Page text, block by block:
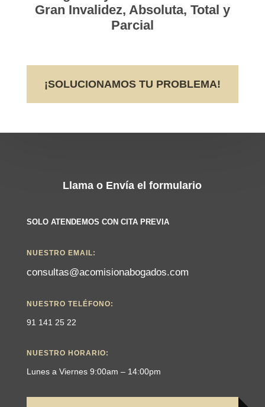
Gran Invalidez, Absoluta, Total y
Parcial
¡SOLUCIONAMOS TU PROBLEMA!
Llama o Envía el formulario
SOLO ATENDEMOS CON CITA PREVIA
NUESTRO EMAIL:
consultas@acomisionabogados.com
NUESTRO TELÉFONO:
91 141 25 22
NUESTRO HORARIO:
Lunes a Viernes 9:00am – 14:00pm